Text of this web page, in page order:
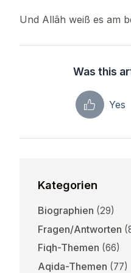
Und Allâh weiß es am
Was this
Yes
Kategorien
Biographien (29)
Fragen/Antworten
Fiqh-Themen (66)
Aqida-Themen (77)